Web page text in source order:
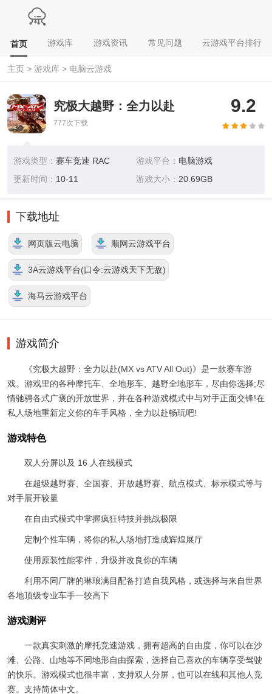
首页 游戏库 游戏资讯 常见问题 云游戏平台排行
主页 > 游戏库 > 电脑云游戏
究极大越野：全力以赴
777次下载
9.2
游戏类型： 赛车竞速 RAC 游戏平台： 电脑游戏
更新时间： 10-11 游戏大小： 20.69GB
下载地址
网页版云电脑 顺网云游戏平台
3A云游戏平台(口令:云游戏天下无敌)
海马云游戏平台
游戏简介
《究极大越野：全力以赴(MX vs ATV All Out)》是一款赛车游
戏。游戏里的各种摩托车、全地形车、越野全地形车，尽由你选择;尽
情驰骋各式广褒的开放世界，并在各种游戏模式中与对手正面交锋!在
私人场地重新定义你的车手风格，全力以赴畅玩吧!
游戏特色
双人分屏以及 16 人在线模式
在超级越野赛、全国赛、开放越野赛、航点模式、标示模式等与
对手展开较量
在自由式模式中掌握疯狂特技并挑战极限
定制个性车辆，将你的私人场地打造成辉煌展厅
使用原装性能零件，升级并改良你的车辆
利用不同厂牌的琳琅满目配备打造自我风格，或选择与来自世界
各地顶级专业车手一较高下
游戏测评
一款真实刺激的摩托竞速游戏，拥有超高的自由度，你可以在沙
滩、公路、山地等不同地形自由探索，选择自己喜欢的车辆享受驾驶
的快乐。游戏模式也很丰富，支持双人分屏，也可以在线和其他人竞
赛。支持简体中文。